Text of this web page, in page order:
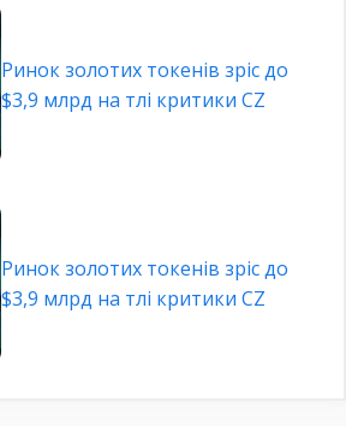
Ринок золотих токенів зріс до
$3,9 млрд на тлі критики CZ
Ринок золотих токенів зріс до
$3,9 млрд на тлі критики CZ